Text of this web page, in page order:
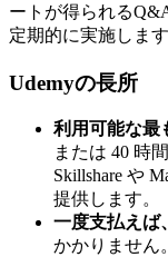
ートが得られる
定期的に実施します
Udemyの長所
利用可能な最
または 40 時
Skillshare や
提供します。
一度支払えば
かかりません